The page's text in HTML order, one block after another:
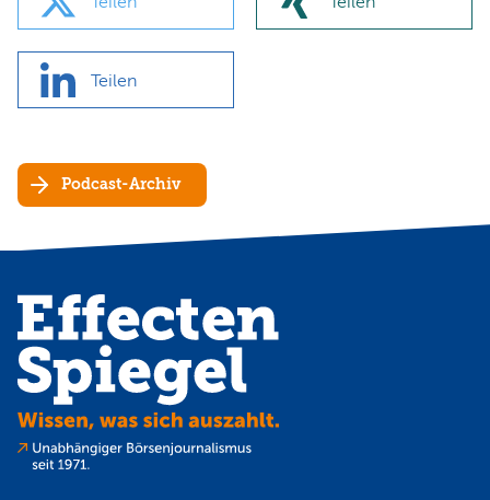
Teilen
Podcast-Archiv